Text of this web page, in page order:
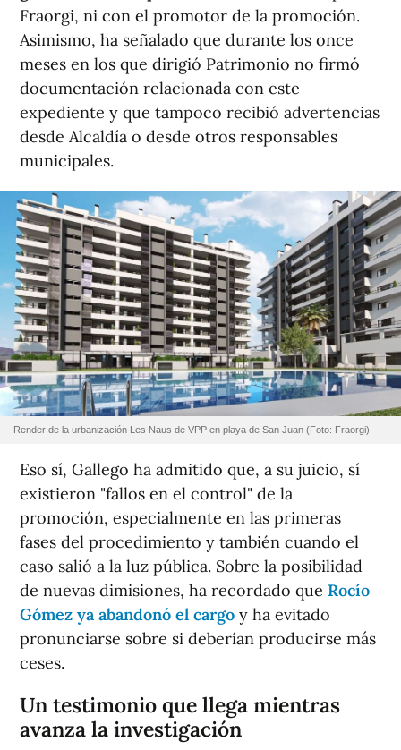
Fraorgi, ni con el promotor de la promoción.
Asimismo, ha señalado que durante los once
meses en los que dirigió Patrimonio no firmó
documentación relacionada con este
expediente y que tampoco recibió advertencias
desde Alcaldía o desde otros responsables
municipales.
Render de la urbanización Les Naus de VPP en playa de San Juan (Foto: Fraorgi)
Eso sí, Gallego ha admitido que, a su juicio, sí
existieron "fallos en el control" de la
promoción, especialmente en las primeras
fases del procedimiento y también cuando el
caso salió a la luz pública. Sobre la posibilidad
de nuevas dimisiones, ha recordado que Rocío
Gómez ya abandonó el cargo y ha evitado
pronunciarse sobre si deberían producirse más
ceses.
Un testimonio que llega mientras
avanza la investigación